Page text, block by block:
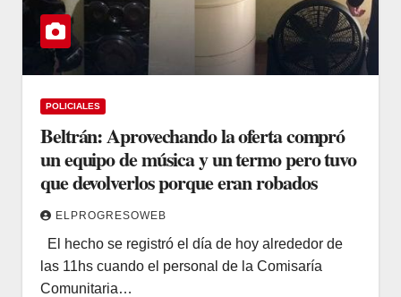
POLICIALES
Beltrán: Aprovechando la oferta compró
un equipo de música y un termo pero tuvo
que devolverlos porque eran robados
ELPROGRESOWEB
El hecho se registró el día de hoy alrededor de
las 11hs cuando el personal de la Comisaría
Comunitaria…